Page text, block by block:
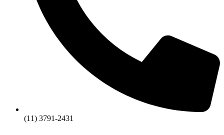
(11) 3791-2431